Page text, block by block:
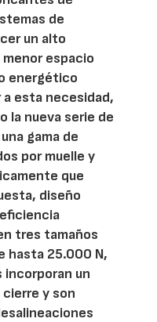
de
un alto
espacio
energético
a esta necesidad,
la nueva serie de
gama de
por muelle y
que
diseño
tres tamaños
hasta 25.000 N,
un
y son